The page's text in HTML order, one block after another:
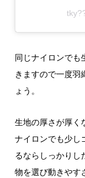
同じナイロンでも
きますので一度羽
ょう。
生地の厚さが厚く
ナイロンでも少し
るならしっかりし
物を選び動きやす